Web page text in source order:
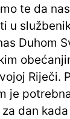
te da
u
Duhom
Riječi.
je
dan